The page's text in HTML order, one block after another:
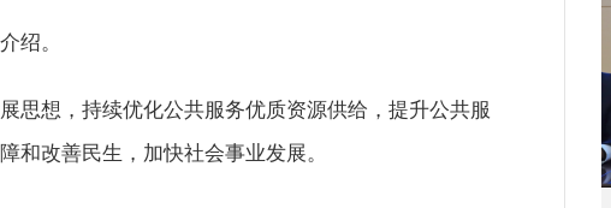
绍。
思想，持续优化公共服务优质资源供给，提升公共服
和改善民生，加快社会事业发展。